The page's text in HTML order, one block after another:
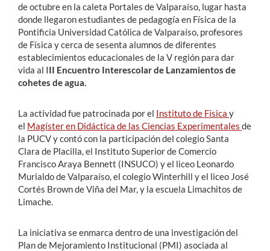
de octubre en la caleta Portales de Valparaíso, lugar hasta
donde llegaron estudiantes de pedagogía en Física de la
Pontificia Universidad Católica de Valparaíso, profesores
de Física y cerca de sesenta alumnos de diferentes
establecimientos educacionales de la V región para dar
vida al III Encuentro Interescolar de Lanzamientos de
cohetes de agua.
La actividad fue patrocinada por el Instituto de Física y
el Magíster en Didáctica de las Ciencias Experimentales de
la PUCV y contó con la participación del colegio Santa
Clara de Placilla, el Instituto Superior de Comercio
Francisco Araya Bennett (INSUCO) y el liceo Leonardo
Murialdo de Valparaíso, el colegio Winterhill y el liceo José
Cortés Brown de Viña del Mar, y la escuela Limachitos de
Limache.
La iniciativa se enmarca dentro de una investigación del
Plan de Mejoramiento Institucional (PMI) asociada al